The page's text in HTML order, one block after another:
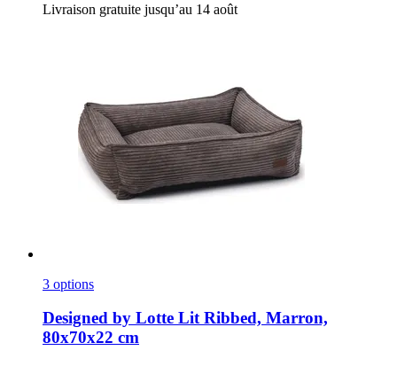
Livraison gratuite jusqu’au 14 août
3 options
Designed by Lotte Lit Ribbed, Marron,
80x70x22 cm